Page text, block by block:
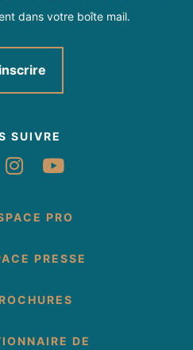
dans votre boîte mail.
SUIVRE
nous sur
Suivez-nous sur
Suivez-nous
PRO
PRESSE
DE